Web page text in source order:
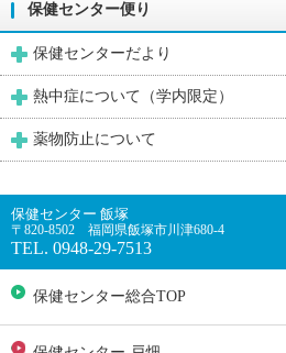
保健センター便り
保健センターだより
熱中症について（学内限定）
薬物防止について
保健センター 飯塚
〒820-8502 福岡県飯塚市川津680-4
TEL. 0948-29-7513
保健センター総合TOP